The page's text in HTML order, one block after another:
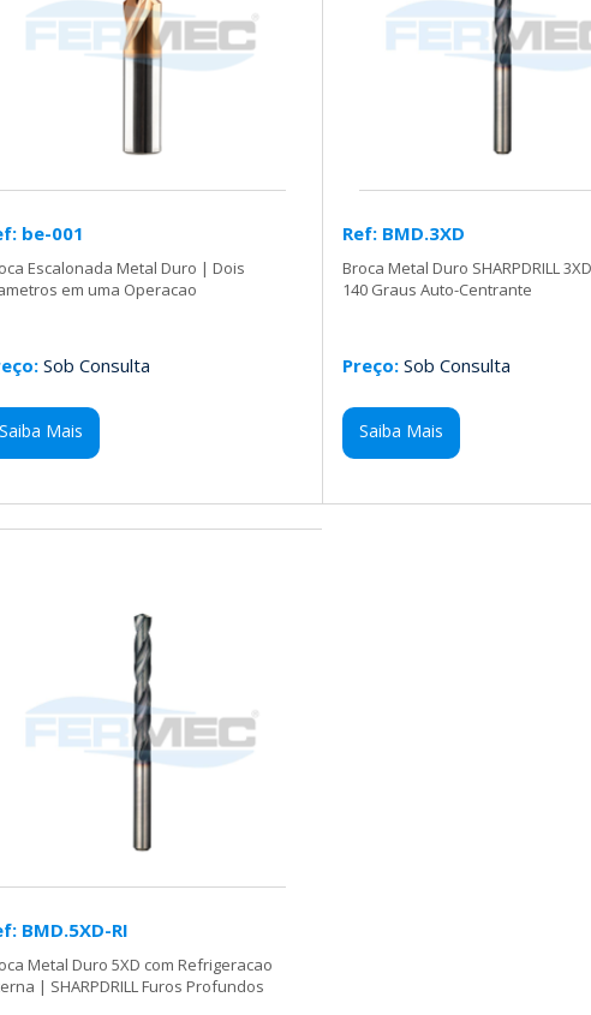
be-001
Escalonada Metal Duro | Dois
em uma Operacao
Sob Consulta
Saiba Mais
Ref: BMD.3XD
Broca Metal Duro SHARPDRILL
140 Graus Auto-Centrante
Preço: Sob Consulta
Saiba Mais
BMD.5XD-RI
Metal Duro 5XD com Refrigeracao
| SHARPDRILL Furos Profundos